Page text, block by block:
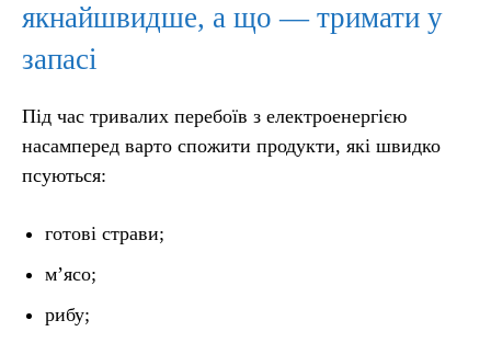
якнайшвидше, а що — тримати у
запасі
Під час тривалих перебоїв з електроенергією
насамперед варто спожити продукти, які швидко
псуються:
готові страви;
м’ясо;
рибу;